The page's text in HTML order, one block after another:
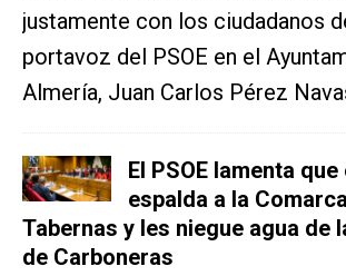
justamente con los ciudadanos
portavoz del PSOE en el
Almería, Juan Carlos Pérez
El PSOE lamenta
espalda a la
Tabernas y les niegue agua de
de Carboneras